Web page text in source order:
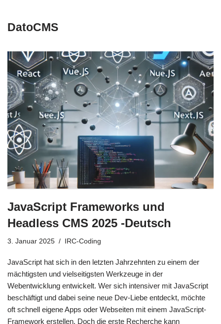
DatoCMS
JavaScript Frameworks und
Headless CMS 2025 -Deutsch
3. Januar 2025 IRC-Coding
JavaScript hat sich in den letzten Jahrzehnten zu einem der
mächtigsten und vielseitigsten Werkzeuge in der
Webentwicklung entwickelt. Wer sich intensiver mit JavaScript
beschäftigt und dabei seine neue Dev-Liebe entdeckt, möchte
oft schnell eigene Apps oder Webseiten mit einem JavaScript-
Framework erstellen. Doch die erste Recherche kann